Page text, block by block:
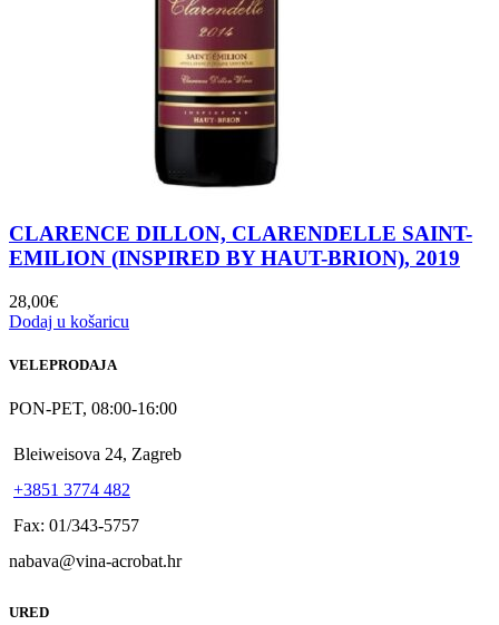
CLARENCE DILLON, CLARENDELLE SAINT-
EMILION (INSPIRED BY HAUT-BRION), 2019
28,00€
Dodaj u košaricu
VELEPRODAJA
PON-PET, 08:00-16:00
Bleiweisova 24, Zagreb
+3851 3774 482
Fax: 01/343-5757
nabava@vina-acrobat.hr
URED